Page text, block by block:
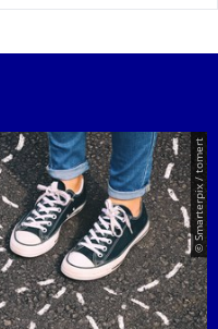
© Smarterpix / tomert